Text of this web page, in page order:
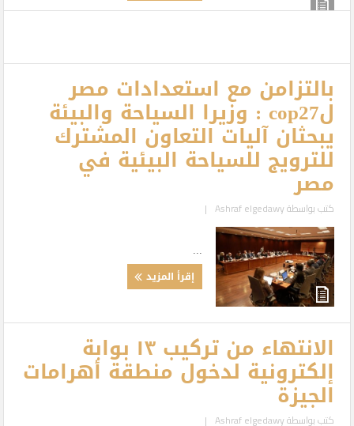
بالتزامن مع استعدادات مصر
لcop27 : وزيرا السياحة والبيئة
يبحثان آليات التعاون المشترك
للترويج للسياحة البيئية في
مصر
كتب بواسطةAshraf elgedawy
|
إقرأ المزيد
الانتهاء من تركيب ١٣ بوابة
إلكترونية لدخول منطقة أهرامات
الجيزة
كتب بواسطةAshraf elgedawy
|